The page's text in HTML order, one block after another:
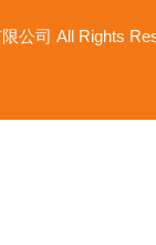
公司 All Rights